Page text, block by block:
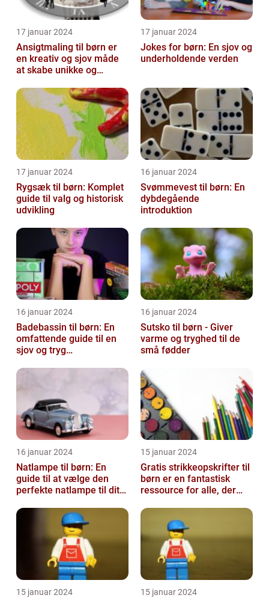
17 januar 2024
Ansigtmaling til børn er
en kreativ og sjov måde
at skabe unikke og
17 januar 2024
Jokes for børn: En sjov og
underholdende verden
17 januar 2024
Rygsæk til børn: Komplet
guide til valg og historisk
udvikling
16 januar 2024
Svømmevest til børn: En
dybdegående
introduktion
16 januar 2024
Badebassin til børn: En
omfattende guide til en
sjov og tryg
16 januar 2024
Sutsko til børn - Giver
varme og tryghed til de
små fødder
16 januar 2024
Natlampe til børn: En
guide til at vælge den
perfekte natlampe til dit
15 januar 2024
Gratis strikkeopskrifter til
børn er en fantastisk
ressource for alle, der
15 januar 2024 15 januar 2024